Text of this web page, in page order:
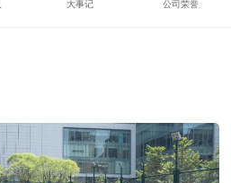
大事记 公司荣誉